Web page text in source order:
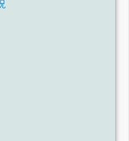
4月1日-平成31年3月31日)
期(平成30年10月1日-平成
29年4月1日-平成30年3月
期(平成29年10月1日-平成
期(平成29年7月1日-平成